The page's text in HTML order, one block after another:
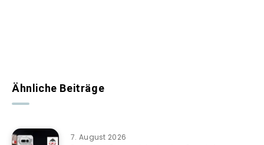
Ähnliche Beiträge
7. August 2026